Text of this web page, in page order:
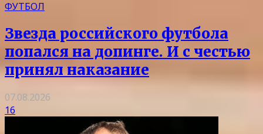
ФУТБОЛ
Звезда российского футбола
попался на допинге. И с честью
принял наказание
07.08.2026
16